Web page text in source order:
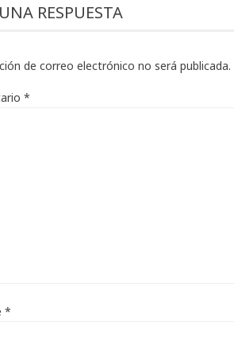
RESPUESTA
de correo electrónico no será publicada.
*
*